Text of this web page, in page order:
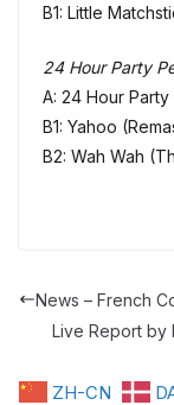
B1: Little
24 Hour Party
A: 24 Hour
B1: Yahoo
B2: Wah Wah
News – French
Live Report by
ZH-CN